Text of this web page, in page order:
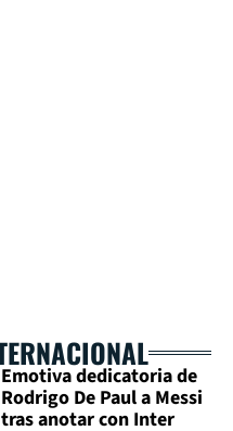
Emotiva dedicatoria de
Rodrigo De Paul a Messi
tras anotar con Inter